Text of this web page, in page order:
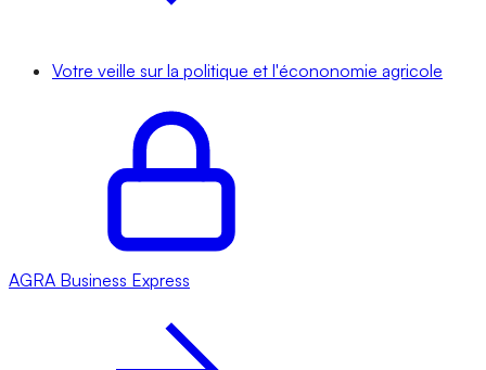
Votre veille sur la politique et l'écononomie agricole
AGRA Business Express